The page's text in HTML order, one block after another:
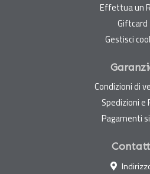
Effettua un
Giftcard
Gestisci
Condizioni di
Spedizioni e
Pagamenti